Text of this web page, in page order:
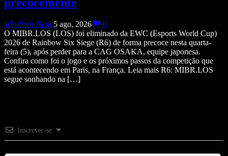
Wladimir Neto 5 ago, 2026
0
O MIBR.LOS (LOS) foi eliminado da EWC (Esports World Cup)
2026 de Rainbow Six Siege (R6) de forma precoce nesta quarta-
feira (5), após perder para a CAG OSAKA, equipe japonesa.
Confira como foi o jogo e os próximos passos da competição que
está acontecendo em Paris, na França. Leia mais R6: MIBR.LOS
segue sonhando na […]
Inscrever-se